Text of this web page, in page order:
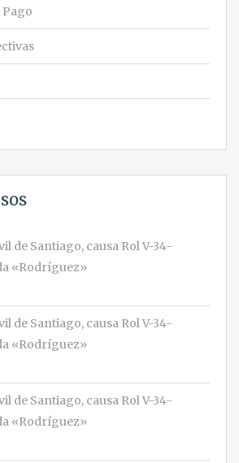
Pago
de Santiago, causa Rol V-34-
«Rodríguez»
de Santiago, causa Rol V-34-
«Rodríguez»
de Santiago, causa Rol V-34-
«Rodríguez»